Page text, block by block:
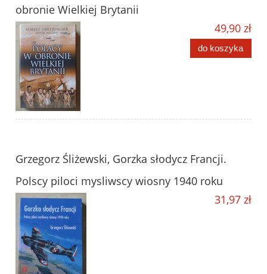
obronie Wielkiej Brytanii
49,90 zł
do koszyka
Grzegorz Śliżewski, Gorzka słodycz Francji.
Polscy piloci mysliwscy wiosny 1940 roku
31,97 zł